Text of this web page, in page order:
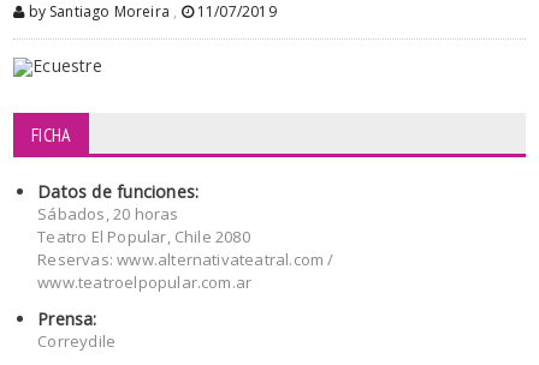
by Santiago Moreira , 11/07/2019
FICHA
Datos de funciones:
Sábados, 20 horas
Teatro El Popular, Chile 2080
Reservas: www.alternativateatral.com /
www.teatroelpopular.com.ar
Prensa:
Correydile